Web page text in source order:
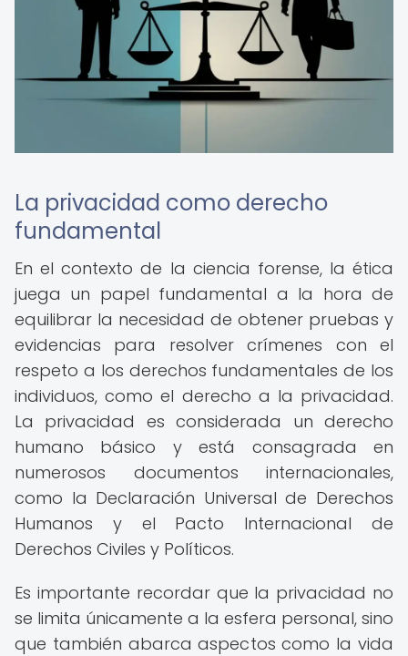
La privacidad como derecho
fundamental
En el contexto de la ciencia forense, la ética
juega un papel fundamental a la hora de
equilibrar la necesidad de obtener pruebas y
evidencias para resolver crímenes con el
respeto a los derechos fundamentales de los
individuos, como el derecho a la privacidad.
La privacidad es considerada un derecho
humano básico y está consagrada en
numerosos documentos internacionales,
como la Declaración Universal de Derechos
Humanos y el Pacto Internacional de
Derechos Civiles y Políticos.
Es importante recordar que la privacidad no
se limita únicamente a la esfera personal, sino
que también abarca aspectos como la vida